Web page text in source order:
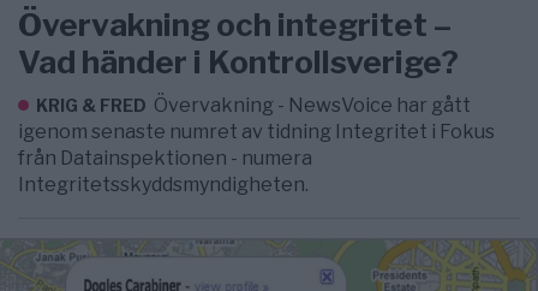
Övervakning och integritet –
Vad händer i Kontrollsverige?
KRIG & FRED Övervakning - NewsVoice har gått
igenom senaste numret av tidning Integritet i Fokus
från Datainspektionen - numera
Integritetsskyddsmyndigheten.